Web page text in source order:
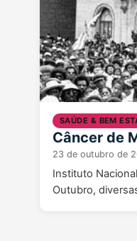
SAÚDE & BEM
Câncer de
23 de outubro de
Instituto
Outubro,